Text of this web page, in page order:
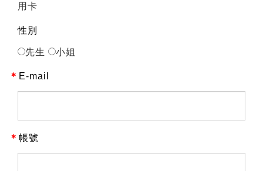
用卡
性別
先生 小姐
＊ E-mail
＊ 帳號